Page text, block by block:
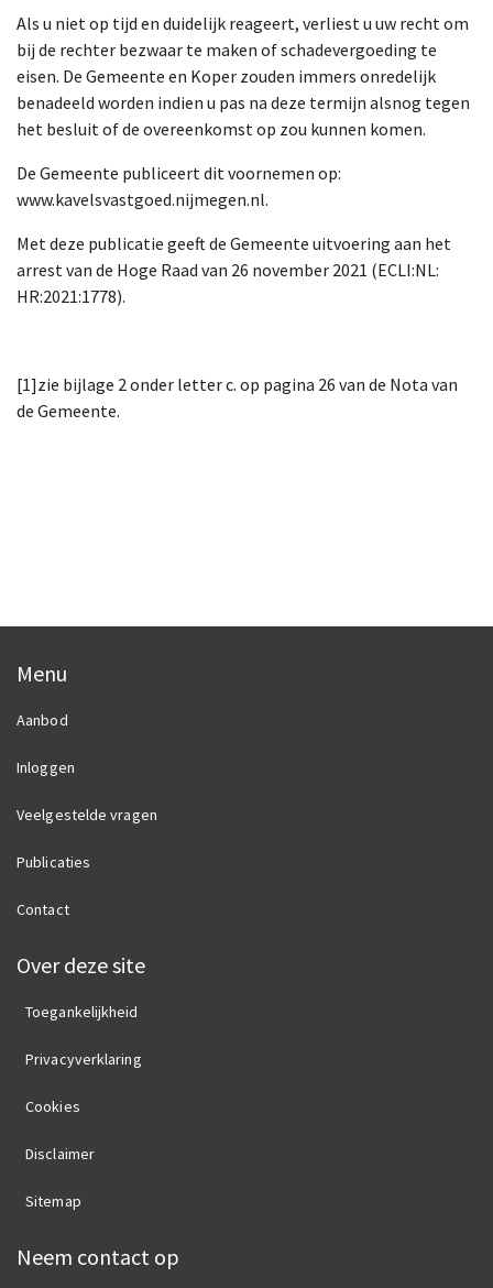
Als u niet op tijd en duidelijk reageert, verliest u uw recht om
bij de rechter bezwaar te maken of schadevergoeding te
eisen. De Gemeente en Koper zouden immers onredelijk
benadeeld worden indien u pas na deze termijn alsnog tegen
het besluit of de overeenkomst op zou kunnen komen.
De Gemeente publiceert dit voornemen op:
www.kavelsvastgoed.nijmegen.nl.
Met deze publicatie geeft de Gemeente uitvoering aan het
arrest van de Hoge Raad van 26 november 2021 (ECLI:NL:
HR:2021:1778).
[1]zie bijlage 2 onder letter c. op pagina 26 van de Nota van
de Gemeente.
Menu
Aanbod
Inloggen
Veelgestelde vragen
Publicaties
Contact
Over deze site
Toegankelijkheid
Privacyverklaring
Cookies
Disclaimer
Sitemap
Neem contact op